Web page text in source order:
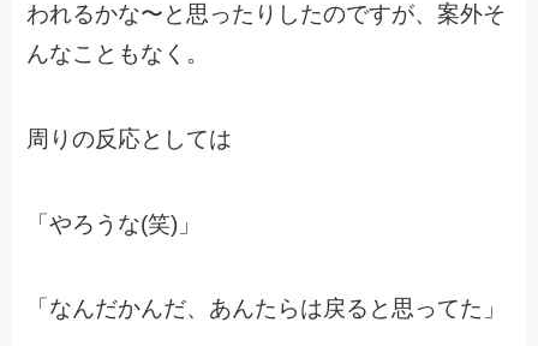
われるかな〜と思ったりしたのですが、案外そ
んなこともなく。
周りの反応としては
「やろうな(笑)」
「なんだかんだ、あんたらは戻ると思ってた」